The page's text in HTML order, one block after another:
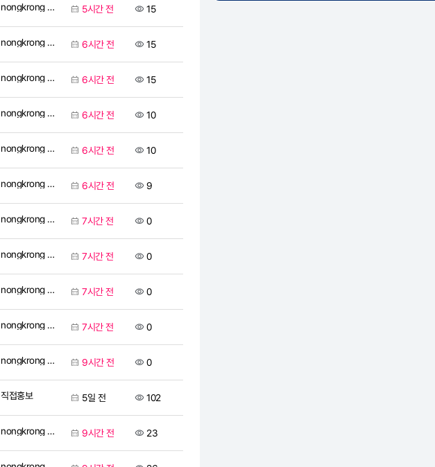
nongkrong Official 5시간 전 15
nongkrong Official 6시간 전 15
nongkrong Official 6시간 전 15
nongkrong Official 6시간 전 10
nongkrong Official 6시간 전 10
nongkrong Official 6시간 전 9
nongkrong Official 7시간 전 0
nongkrong Official 7시간 전 0
nongkrong Official 7시간 전 0
nongkrong Official 7시간 전 0
nongkrong Official 9시간 전 0
직접홍보 5일 전 102
nongkrong Official 9시간 전 23